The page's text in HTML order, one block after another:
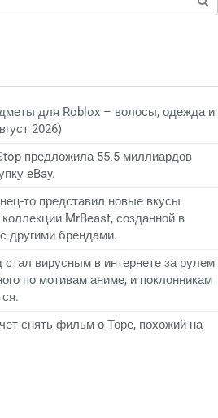
для Roblox – волосы, одежда и
2026)
предложила 55.5 миллиардов
eBay.
то представил новые вкусы
MrBeast, созданной в
другими брендами.
вирусным в интернете за рулем
по мотивам аниме, и поклонникам
снять фильм о Торе, похожий на